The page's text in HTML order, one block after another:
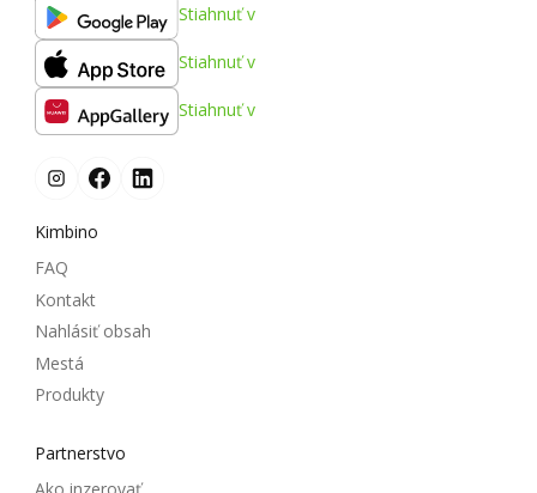
Stiahnuť v
Stiahnuť v
Stiahnuť v
Kimbino
FAQ
Kontakt
Nahlásiť obsah
Mestá
Produkty
Partnerstvo